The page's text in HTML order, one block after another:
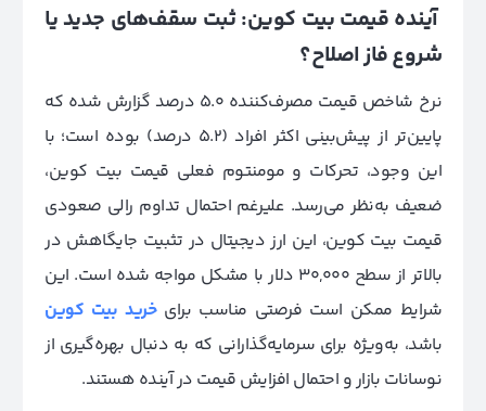
آینده قیمت بیت کوین: ثبت سقف‌های جدید یا
شروع فاز اصلاح؟
نرخ شاخص قیمت مصرف‌کننده 5.0 درصد گزارش شده که
پایین‌تر از پیش‌بینی اکثر افراد (5.2 درصد) بوده است؛ با
این وجود، تحرکات و مومنتوم فعلی قیمت بیت کوین،
ضعیف به‌نظر می‌رسد. علیرغم احتمال تداوم رالی صعودی
قیمت بیت کوین، این ارز دیجیتال در تثبیت جایگاهش در
بالاتر از سطح 30,000 دلار با مشکل مواجه شده است. این
شرایط ممکن است فرصتی مناسب برایخرید بیت کوین
باشد، به‌ویژه برای سرمایه‌گذارانی که به دنبال بهره‌گیری از
نوسانات بازار و احتمال افزایش قیمت در آینده هستند.